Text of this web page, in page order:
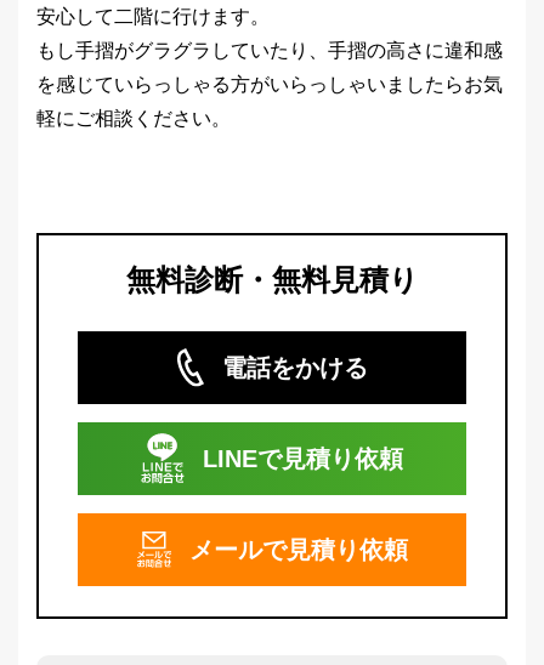
安心して二階に行けます。
もし手摺がグラグラしていたり、手摺の高さに違和感
を感じていらっしゃる方がいらっしゃいましたらお気
軽にご相談ください。
無料診断・無料見積り
電話をかける
LINEで見積り依頼
メールで見積り依頼